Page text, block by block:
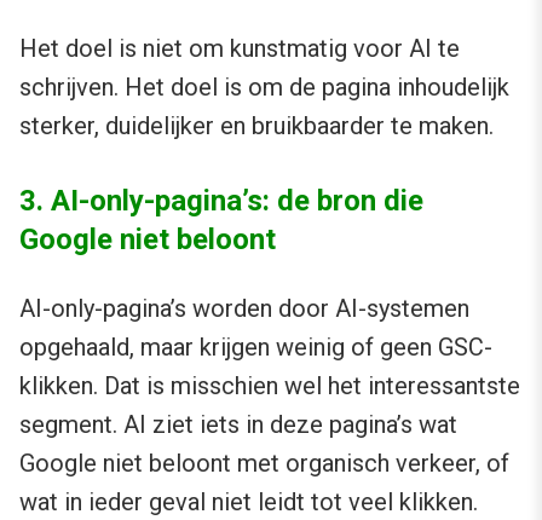
Het doel is niet om kunstmatig voor AI te
schrijven. Het doel is om de pagina inhoudelijk
sterker, duidelijker en bruikbaarder te maken.
3. AI-only-pagina’s: de bron die
Google niet beloont
AI-only-pagina’s worden door AI-systemen
opgehaald, maar krijgen weinig of geen GSC-
klikken. Dat is misschien wel het interessantste
segment. AI ziet iets in deze pagina’s wat
Google niet beloont met organisch verkeer, of
wat in ieder geval niet leidt tot veel klikken.